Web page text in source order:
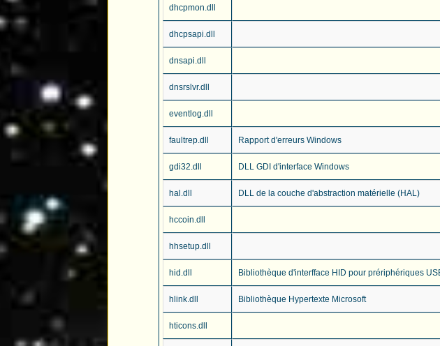
dhcpmon.dll
dhcpsapi.dll
dnsapi.dll
dnsrslvr.dll
eventlog.dll
faultrep.dll Rapport d'erreurs Windows
gdi32.dll DLL GDI d'interface Windows
hal.dll DLL de la couche d'abstraction matérielle (HAL)
hccoin.dll
hhsetup.dll
hid.dll Bibliothèque d'interfface HID pour prériphériques
hlink.dll Bibliothèque Hypertexte Microsoft
hticons.dll